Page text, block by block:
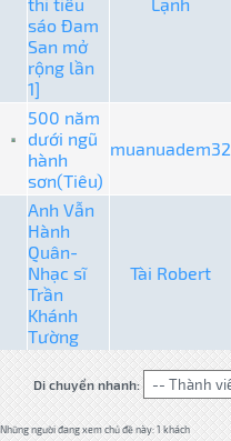
thi tiêu
sáo Đam
San mở
rộng lần
1]
Lạnh
500 năm
dưới ngũ
hành
sơn(Tiêu)
muanuadem32
Anh Vẫn
Hành
Quân-
Nhạc sĩ
Trần
Khánh
Tường
Tài Robert
Di chuyển nhanh:
Những người đang xem chủ đề này: 1 khách